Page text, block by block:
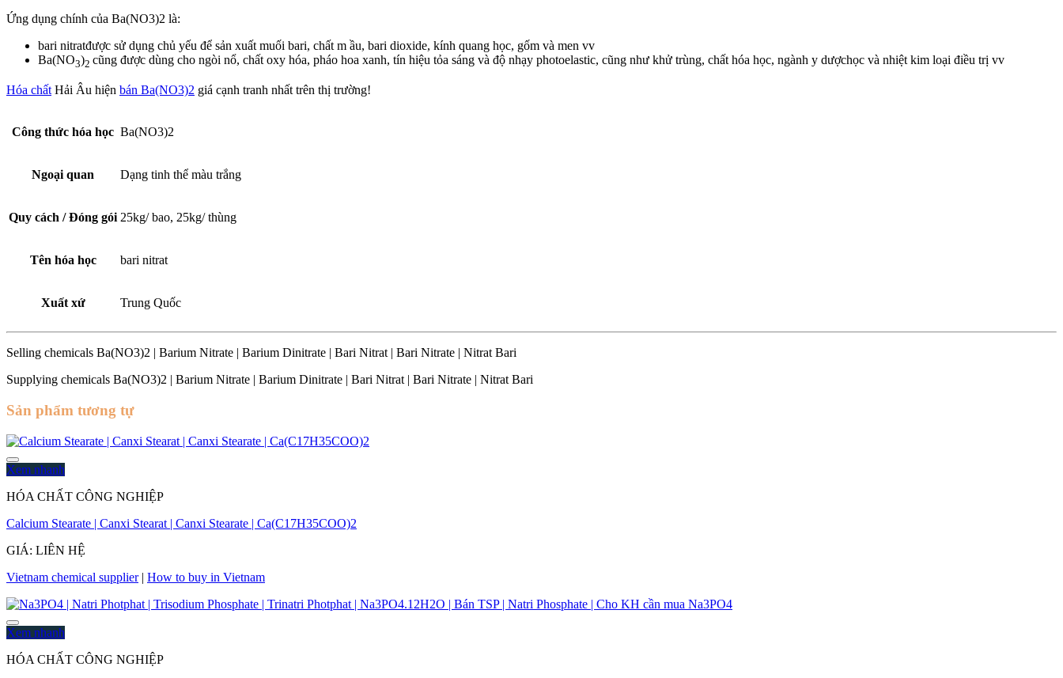
Ứng dụng chính của Ba(NO3)2 là:
bari nitratđược sử dụng chủ yếu để sản xuất muối bari, chất m ầu, bari dioxide, kính quang học, gốm và men vv
Ba(NO3)2 cũng được dùng cho ngòi nổ, chất oxy hóa, pháo hoa xanh, tín hiệu tỏa sáng và độ nhạy photoelastic, cũng như khử trùng, chất hóa học, ngành y dượchọc và nhiệt kim loại điều trị vv
Hóa chấtHải Âu hiện bán Ba(NO3)2 giá cạnh tranh nhất trên thị trường!
Công thức hóa học Ba(NO3)2
Ngoại quan Dạng tinh thể màu trắng
Quy cách / Đóng gói 25kg/ bao, 25kg/ thùng
Tên hóa học bari nitrat
Xuất xứ Trung Quốc
Selling chemicals Ba(NO3)2 | Barium Nitrate | Barium Dinitrate | Bari Nitrat | Bari Nitrate | Nitrat Bari
Supplying chemicals Ba(NO3)2 | Barium Nitrate | Barium Dinitrate | Bari Nitrat | Bari Nitrate | Nitrat Bari
Sản phẩm tương tự
Xem nhanh
HÓA CHẤT CÔNG NGHIỆP
Calcium Stearate | Canxi Stearat | Canxi Stearate | Ca(C17H35COO)2
GIÁ: LIÊN HỆ
Vietnam chemical supplier| How to buy in Vietnam
Xem nhanh
HÓA CHẤT CÔNG NGHIỆP